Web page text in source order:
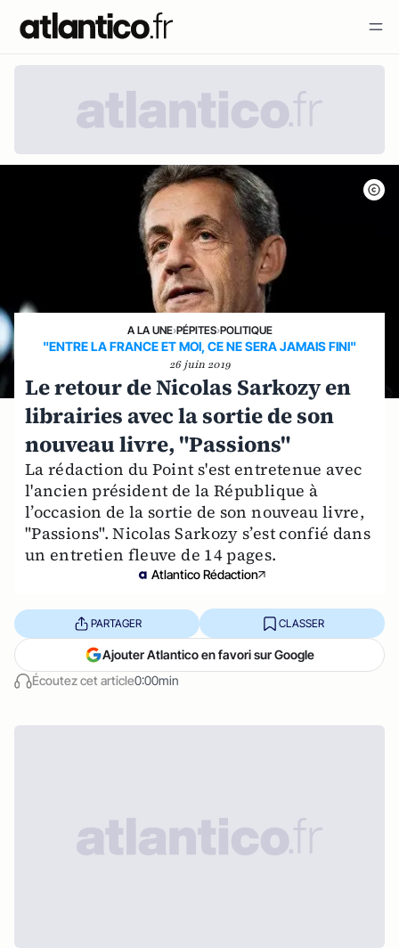
A LA UNE›PÉPITES›POLITIQUE
"ENTRE LA FRANCE ET MOI, CE NE SERA JAMAIS FINI"
26 juin 2019
Le retour de Nicolas Sarkozy en
librairies avec la sortie de son
nouveau livre, "Passions"
La rédaction du Point s'est entretenue avec
l'ancien président de la République à
l’occasion de la sortie de son nouveau livre,
"Passions". Nicolas Sarkozy s’est confié dans
un entretien fleuve de 14 pages.
Atlantico Rédaction
Écoutez cet article0:00min
PARTAGER CLASSER
Ajouter Atlantico en favori sur Google